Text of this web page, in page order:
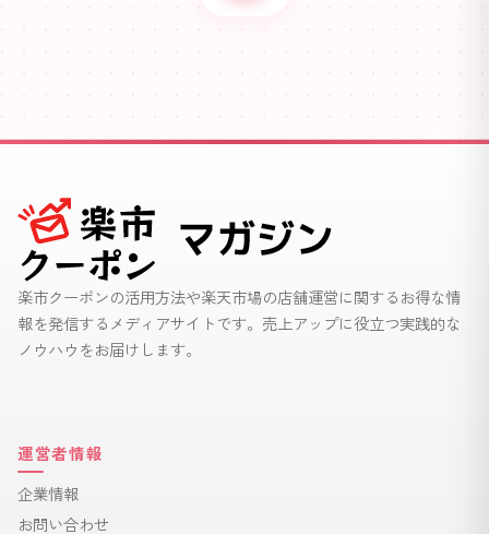
楽市クーポンの活用方法や楽天市場の店舗運営に関するお得な情
報を発信するメディアサイトです。売上アップに役立つ実践的な
ノウハウをお届けします。
運営者情報
企業情報
お問い合わせ